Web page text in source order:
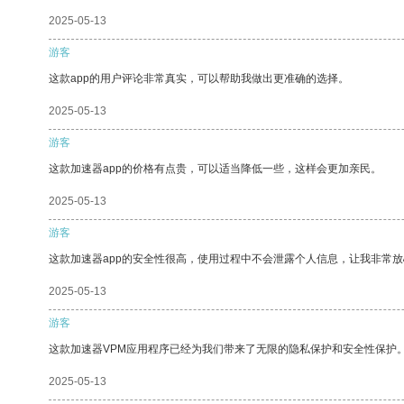
2025-05-13
游客
这款app的用户评论非常真实，可以帮助我做出更准确的选择。
2025-05-13
游客
这款加速器app的价格有点贵，可以适当降低一些，这样会更加亲民。
2025-05-13
游客
这款加速器app的安全性很高，使用过程中不会泄露个人信息，让我非常
2025-05-13
游客
这款加速器VPM应用程序已经为我们带来了无限的隐私保护和安全性保护
2025-05-13